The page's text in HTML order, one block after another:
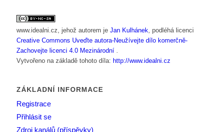
www.idealni.cz , jehož autorem je Jan Kulhánek , podléhá licenci
Creative Commons Uveďte autora-Neužívejte dílo komerčně-
Zachovejte licenci 4.0 Mezinárodní
Vytvořeno na základě tohoto díla: http://www.idealni.cz
ZÁKLADNÍ INFORMACE
Registrace
Přihlásit se
Zdroj kanálů (příspěvky)